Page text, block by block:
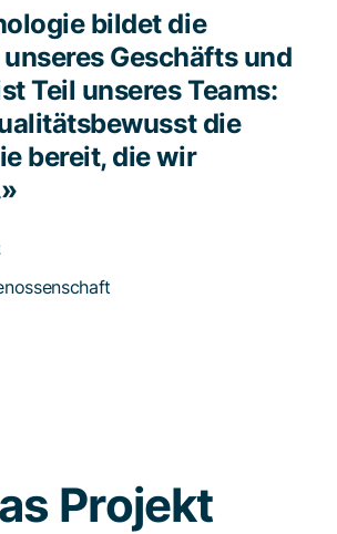
bildet die
Geschäfts und
Teil unseres Teams:
die
bereit, die wir
Projekt